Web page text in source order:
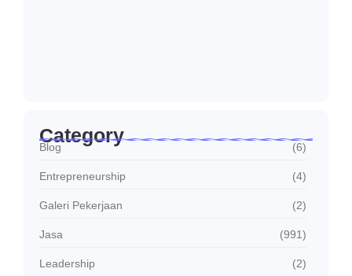
Category
Blog (6)
Entrepreneurship (4)
Galeri Pekerjaan (2)
Jasa (991)
Leadership (2)